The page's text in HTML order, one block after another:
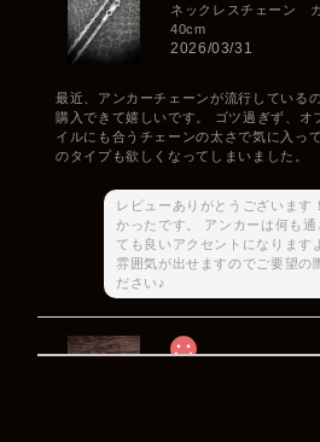
40cm
2026/03/31
最近、アンカーチェーンが流行している
購入できて嬉しいです。 ゴツ過ぎず、オ
イルにも合うチェーンの太さで気に入っ
のタイプも欲しくなってしまいました。
レビューありがとうございます
かったです。 アンカーは何も
ても良いアクセントになります
雰囲気が出せますのでご要望の
ださい♪